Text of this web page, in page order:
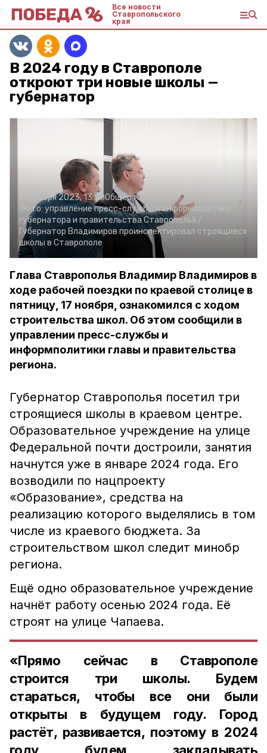
Все новости
Ставропольского
края
В 2024 году в Ставрополе
откроют три новые школы —
губернатор
17 ноября 2023, 13:00Общество
Фото: управление пресс-службы и информполитики
губернатора и правительства Ставрополья /
Губернатор Владимиров проинспектировал строящиеся
школы в Ставрополе
Глава Ставрополья Владимир Владимиров в
ходе рабочей поездки по краевой столице в
пятницу, 17 ноября, ознакомился с ходом
строительства школ. Об этом сообщили в
управлении пресс-службы и
информполитики главы и правительства
региона.
Губернатор Ставрополья посетил три
строящиеся школы в краевом центре.
Образовательное учреждение на улице
Федеральной почти достроили, занятия
начнутся уже в январе 2024 года. Его
возводили по нацпроекту
«Образование», средства на
реализацию которого выделялись в том
числе из краевого бюджета. За
строительством школ следит минобр
региона.
Ещё одно образовательное учреждение
начнёт работу осенью 2024 года. Её
строят на улице Чапаева.
«Прямо сейчас в Ставрополе
строится три школы. Будем
стараться, чтобы все они были
открыты в будущем году. Город
растёт, развивается, поэтому в 2024